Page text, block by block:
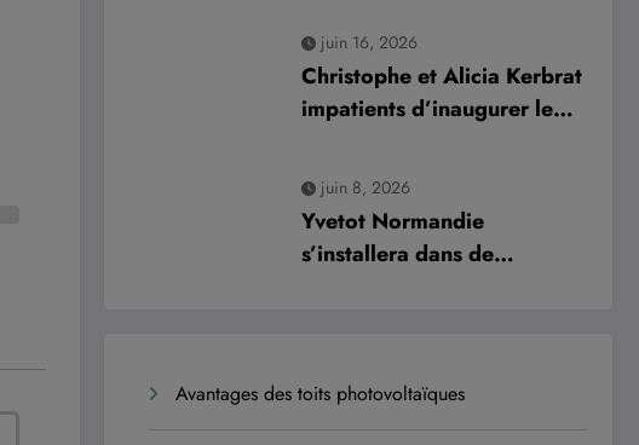
véhicule révolutionnaire »
juin 16, 2026
Christophe et Alicia Kerbrat
impatients d’inaugurer leur
à Plourin-lès-Morlaix
juin 8, 2026
Yvetot Normandie
s’installera dans de
usagers et des agents
Avantages des toits photovoltaïques